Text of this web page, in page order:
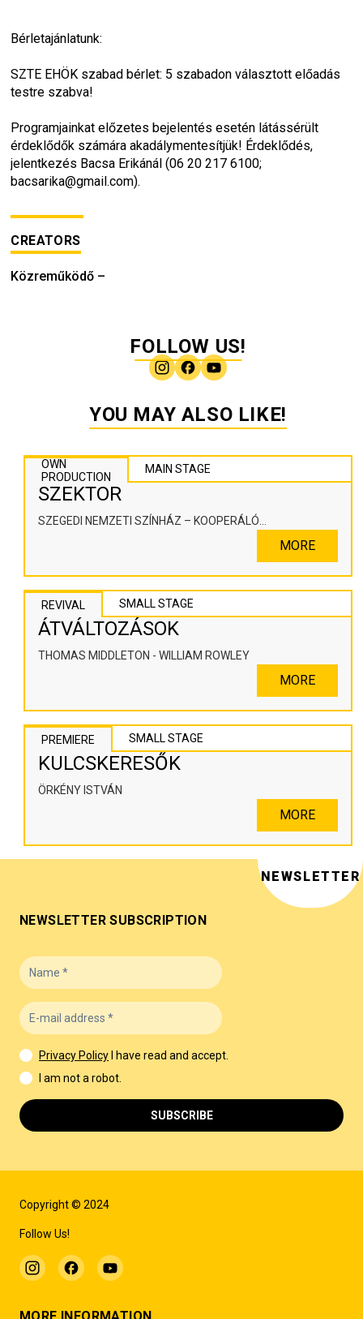
Bérletajánlatunk:
SZTE EHÖK szabad bérlet: 5 szabadon választott előadás
testre szabva!
Programjainkat előzetes bejelentés esetén látássérült
érdeklődők számára akadálymentesítjük! Érdeklődés,
jelentkezés Bacsa Erikánál (06 20 217 6100;
bacsarika@gmail.com).
CREATORS
Közreműködő –
FOLLOW US!
YOU MAY ALSO LIKE!
OWN
PRODUCTION
MAIN STAGE
SZEKTOR
SZEGEDI NEMZETI SZÍNHÁZ – KOOPERÁLÓ
MORE
REVIVAL SMALL STAGE
ÁTVÁLTOZÁSOK
THOMAS MIDDLETON - WILLIAM ROWLEY
MORE
PREMIERE SMALL STAGE
KULCSKERESŐK
ÖRKÉNY ISTVÁN
MORE
Copyright © 2024
Follow Us!
NEWSLETTER
NEWSLETTER SUBSCRIPTION
Privacy Policy
I have read and accept.
I am not a robot.
SUBSCRIBE